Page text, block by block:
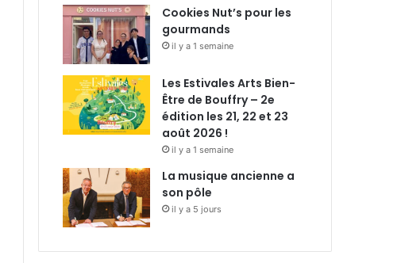
Cookies Nut’s pour les
gourmands
il y a 1 semaine
Les Estivales Arts Bien-
Être de Bouffry – 2e
édition les 21, 22 et 23
août 2026 !
il y a 1 semaine
La musique ancienne a
son pôle
il y a 5 jours